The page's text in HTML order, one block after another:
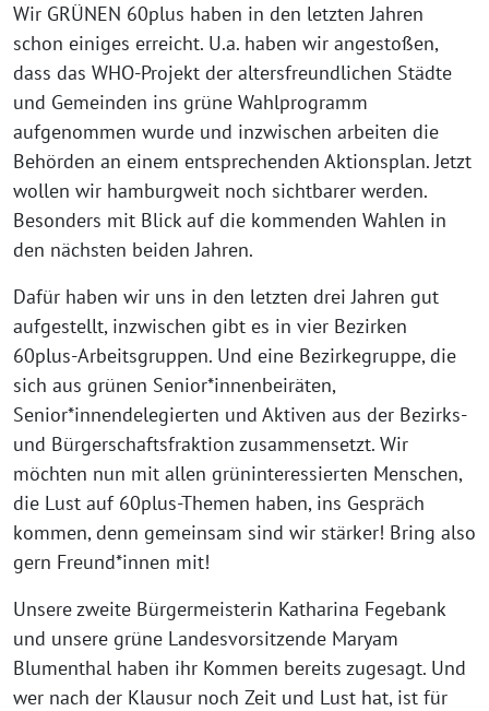
Wir GRÜNEN 60plus haben in den letzten Jahren
schon einiges erreicht. U.a. haben wir angestoßen,
dass das WHO-Projekt der altersfreundlichen Städte
und Gemeinden ins grüne Wahlprogramm
aufgenommen wurde und inzwischen arbeiten die
Behörden an einem entsprechenden Aktionsplan. Jetzt
wollen wir hamburgweit noch sichtbarer werden.
Besonders mit Blick auf die kommenden Wahlen in
den nächsten beiden Jahren.
Dafür haben wir uns in den letzten drei Jahren gut
aufgestellt, inzwischen gibt es in vier Bezirken
60plus-Arbeitsgruppen. Und eine Bezirkegruppe, die
sich aus grünen Senior*innenbeiräten,
Senior*innendelegierten und Aktiven aus der Bezirks-
und Bürgerschaftsfraktion zusammensetzt. Wir
möchten nun mit allen grüninteressierten Menschen,
die Lust auf 60plus-Themen haben, ins Gespräch
kommen, denn gemeinsam sind wir stärker! Bring also
gern Freund*innen mit!
Unsere zweite Bürgermeisterin Katharina Fegebank
und unsere grüne Landesvorsitzende Maryam
Blumenthal haben ihr Kommen bereits zugesagt. Und
wer nach der Klausur noch Zeit und Lust hat, ist für